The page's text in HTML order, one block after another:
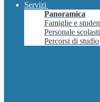
Servizi
Panoramica
Famiglie e
Personale
Percorsi di studio